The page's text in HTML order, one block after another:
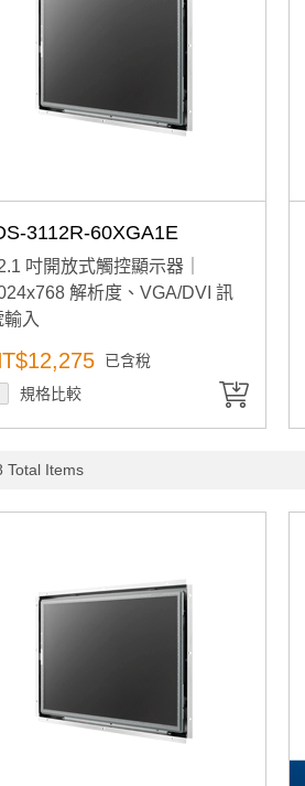
3112R-60XGA1E
吋開放式觸控顯示器｜
解析度、VGA/DVI 訊
輸入
已含稅
規格比較
Total Items